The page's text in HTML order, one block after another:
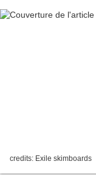
credits: Exile skimboards